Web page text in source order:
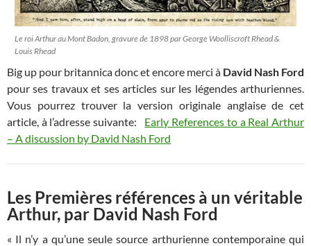
Le roi Arthur au Mont Badon, gravure de 1898 par George Woolliscroft Rhead &
Louis Rhead
Big up pour britannica donc et encore merci à David Nash Ford
pour ses travaux et ses articles sur les légendes arthuriennes.
Vous pourrez trouver la version originale anglaise de cet
article, à l’adresse suivante: Early References to a Real Arthur
– A discussion by David Nash Ford
Les Premières références à un véritable
Arthur, par David Nash Ford
« Il n’y a qu’une seule source arthurienne contemporaine qui